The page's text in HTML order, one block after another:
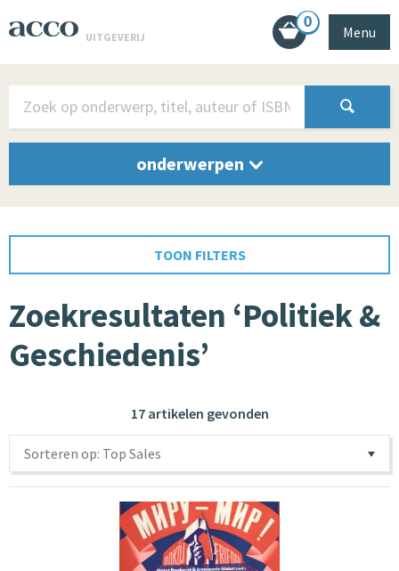
UITGEVERIJ
0
Menu
onderwerpen
TOON FILTERS
Zoekresultaten ‘Politiek &
Geschiedenis’
17 artikelen gevonden
Sorteren op: Top Sales